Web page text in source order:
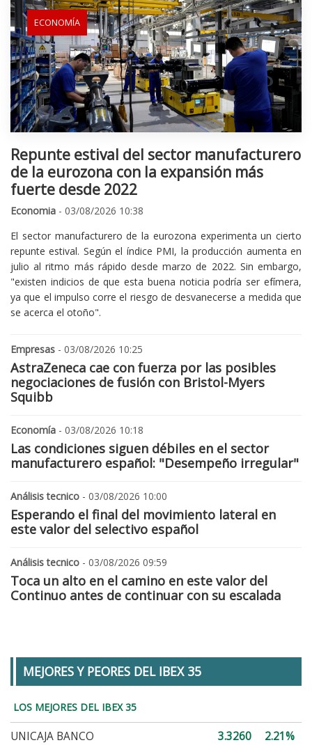
ECONOMÍA
Repunte estival del sector manufacturero
de la eurozona con la expansión más
fuerte desde 2022
Economia - 03/08/2026 10:38
El sector manufacturero de la eurozona experimenta un cierto
repunte estival. Según el índice PMI, la producción aumenta en
julio al ritmo más rápido desde marzo de 2022. Sin embargo,
"existen indicios de que esta buena noticia podría ser efímera,
ya que el impulso corre el riesgo de desvanecerse a medida que
se acerca el otoño".
Empresas - 03/08/2026 10:25
AstraZeneca cae con fuerza por las posibles
negociaciones de fusión con Bristol-Myers
Squibb
Economía - 03/08/2026 10:18
Las condiciones siguen débiles en el sector
manufacturero español: "Desempeño irregular"
Análisis tecnico - 03/08/2026 10:00
Esperando el final del movimiento lateral en
este valor del selectivo español
Análisis tecnico - 03/08/2026 09:59
Toca un alto en el camino en este valor del
Continuo antes de continuar con su escalada
MEJORES Y PEORES DEL IBEX 35
LOS MEJORES DEL IBEX 35
UNICAJA BANCO 3.3260
2.21%